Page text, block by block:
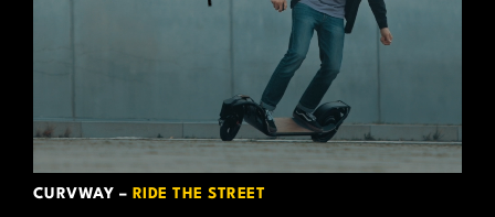
CURVWAY – RIDE THE STREET